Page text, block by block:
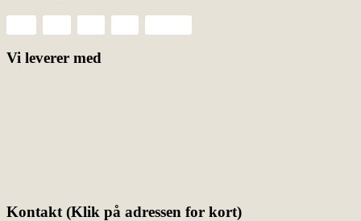
Vi leverer med
Kontakt (Klik på adressen for kort)